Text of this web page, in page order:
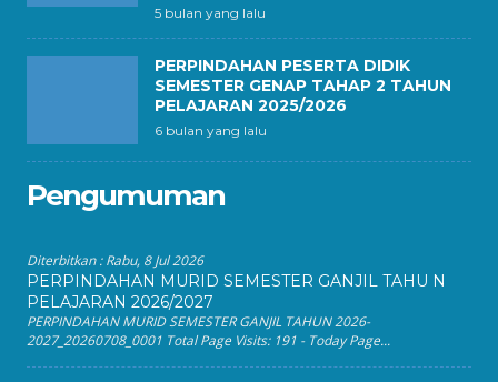
5 bulan yang lalu
PERPINDAHAN PESERTA DIDIK
SEMESTER GENAP TAHAP 2 TAHUN
PELAJARAN 2025/2026
6 bulan yang lalu
Pengumuman
Diterbitkan :Rabu, 8 Jul 2026
PERPINDAHAN MURID SEMESTER GANJIL TAHU N
PELAJARAN 2026/2027
PERPINDAHAN MURID SEMESTER GANJIL TAHUN 2026-
2027_20260708_0001 Total Page Visits: 191 - Today Page...